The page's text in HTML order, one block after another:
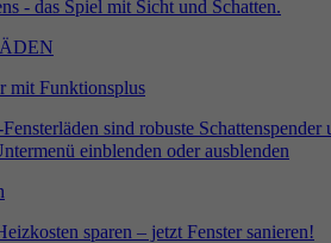
mit Funktionsplus
einblenden oder ausblenden
sparen – jetzt Fenster sanieren!